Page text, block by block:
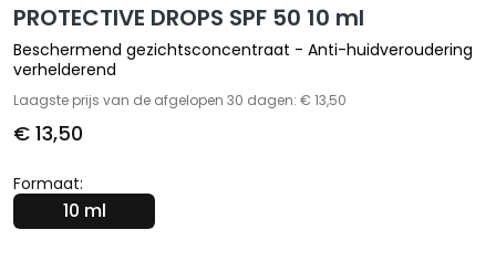
C
l
e
a
n
e
s
PROTECTIVE DROPS SPF 50 10 ml
Beschermend gezichtsconcentraat - Anti-huidveroudering
verhelderend
Laagste prijs van de afgelopen 30 dagen: € 13,50
€ 13,50
Formaat:
10 ml